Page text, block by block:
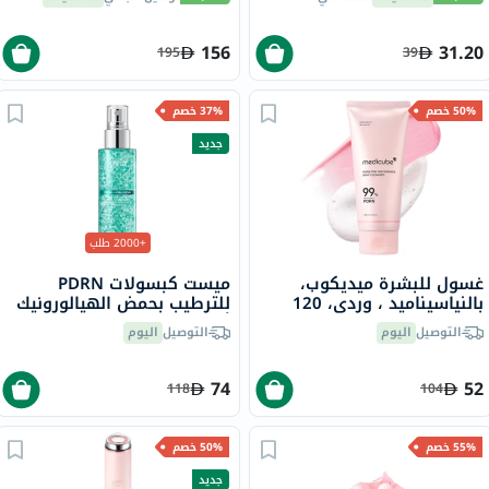
31.20
39
والعضلات حزمة من 120
156
195
50% خصم
غسول للبشرة ميديكوب،
بالنياسيناميد ، وردي، 120
جرامالتوصيل اليوم
52
104
37% خصم
جديد
+2000 طلب
ميست كبسولات PDRN
للترطيب بحمض الهيالورونيك
أنوا - 100 ملالتوصيل اليوم
74
118
55% خصم
50% خصم
جديد